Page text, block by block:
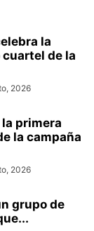
la
de la
2026
primera
la campaña
2026
grupo de